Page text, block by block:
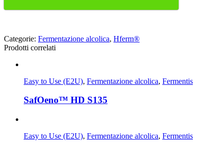
Categorie: Fermentazione alcolica, Hferm®
Prodotti correlati
Easy to Use (E2U), Fermentazione alcolica, Fermentis
SafOeno™ HD S135
Easy to Use (E2U), Fermentazione alcolica, Fermentis